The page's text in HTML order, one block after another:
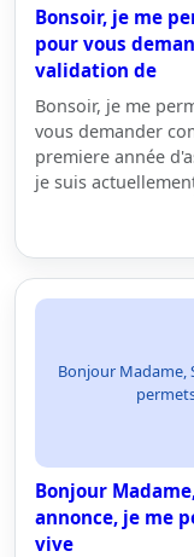
Bonsoir, je me
pour vous
validation de
Bonsoir, je me
vous demander
premiere année
je suis
Bonjour Madame,
Bonjour
annonce, je me
vive